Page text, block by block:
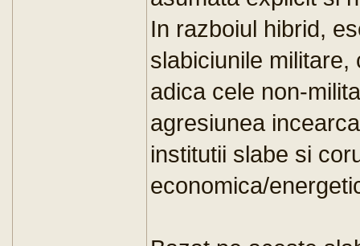
In razboiul hibrid,
slabiciunile
adica cele non-
agresiunea
institutii slabe si
economica/